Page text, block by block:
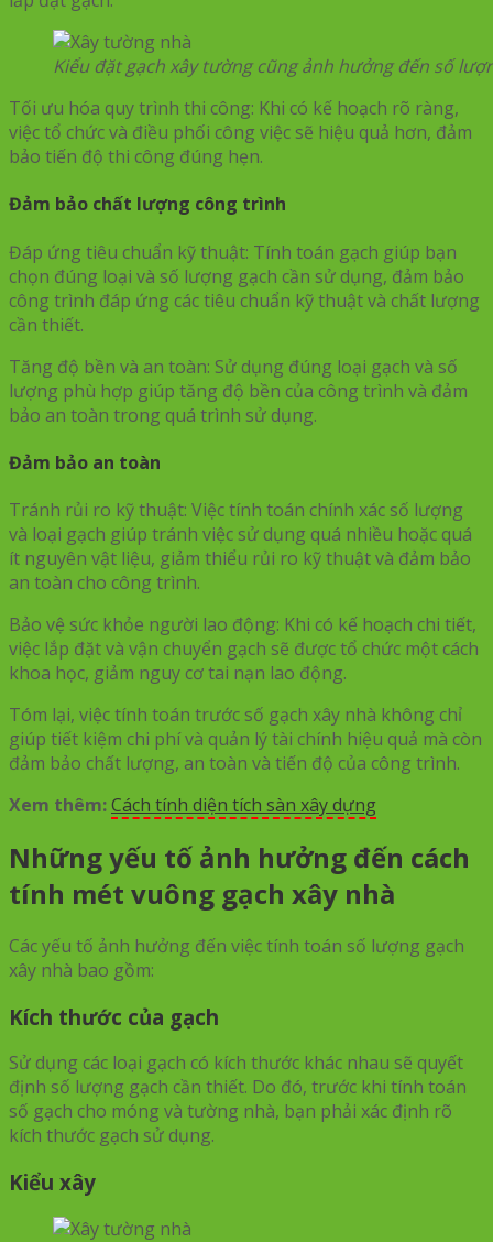
Kiểu đặt gạch xây tường cũng ảnh hưởng đến số
Tối ưu hóa quy trình thi công: Khi có kế hoạch rõ ràng,
việc tổ chức và điều phối công việc sẽ hiệu quả hơn, đảm
bảo tiến độ thi công đúng hẹn.
Đảm bảo chất lượng công trình
Đáp ứng tiêu chuẩn kỹ thuật: Tính toán gạch giúp bạn
chọn đúng loại và số lượng gạch cần sử dụng, đảm bảo
công trình đáp ứng các tiêu chuẩn kỹ thuật và chất lượng
cần thiết.
Tăng độ bền và an toàn: Sử dụng đúng loại gạch và số
lượng phù hợp giúp tăng độ bền của công trình và đảm
bảo an toàn trong quá trình sử dụng.
Đảm bảo an toàn
Tránh rủi ro kỹ thuật: Việc tính toán chính xác số lượng
và loại gạch giúp tránh việc sử dụng quá nhiều hoặc quá
ít nguyên vật liệu, giảm thiểu rủi ro kỹ thuật và đảm bảo
an toàn cho công trình.
Bảo vệ sức khỏe người lao động: Khi có kế hoạch chi tiết,
việc lắp đặt và vận chuyển gạch sẽ được tổ chức một cách
khoa học, giảm nguy cơ tai nạn lao động.
Tóm lại, việc tính toán trước số gạch xây nhà không chỉ
giúp tiết kiệm chi phí và quản lý tài chính hiệu quả mà còn
đảm bảo chất lượng, an toàn và tiến độ của công trình.
Xem thêm:Cách tính diện tích sàn xây dựng
Những yếu tố ảnh hưởng đến cách
tính mét vuông gạch xây nhà
Các yếu tố ảnh hưởng đến việc tính toán số lượng gạch
xây nhà bao gồm:
Kích thước của gạch
Sử dụng các loại gạch có kích thước khác nhau sẽ quyết
định số lượng gạch cần thiết. Do đó, trước khi tính toán
số gạch cho móng và tường nhà, bạn phải xác định rõ
kích thước gạch sử dụng.
Kiểu xây